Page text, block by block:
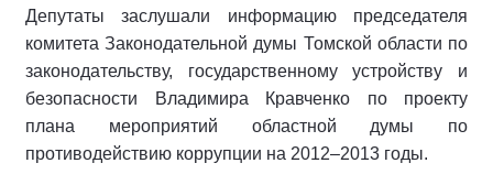
Депутаты заслушали информацию председателя
комитета Законодательной думы Томской области по
законодательству, государственному устройству и
безопасности Владимира Кравченко по проекту
плана мероприятий областной думы по
противодействию коррупции на 2012–2013 годы.